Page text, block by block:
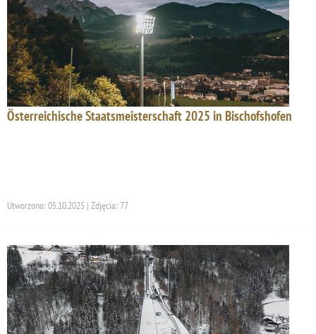
Österreichische Staatsmeisterschaft 2025 in Bischofshofen
Utworzono: 05.10.2025 | Zdjęcia: 77